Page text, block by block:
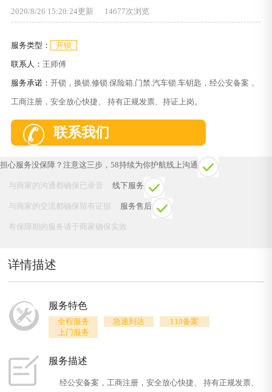
2020/8/26 15:20:24更新 14677次浏览
服务类型： 开锁
联系人： 王师傅
服务承诺： 开锁，换锁.修锁.保险箱.门禁.汽车锁.车钥匙，经公安备案，
工商注册，安全放心快捷、 持有正规发票、持证上岗。
联系我们
担心服务没保障？注意这三步，58持续为你护航线上沟通
与商家的沟通都确保已录音 线下服务
与商家的交流都确保留有证据 服务售后
有保障期的服务请于商家确保实效
详情描述
服务特色
全程服务 急速到达
110备案
上门服务
服务描述
经公安备案，工商注册，安全放心快捷、 持有正规发票、